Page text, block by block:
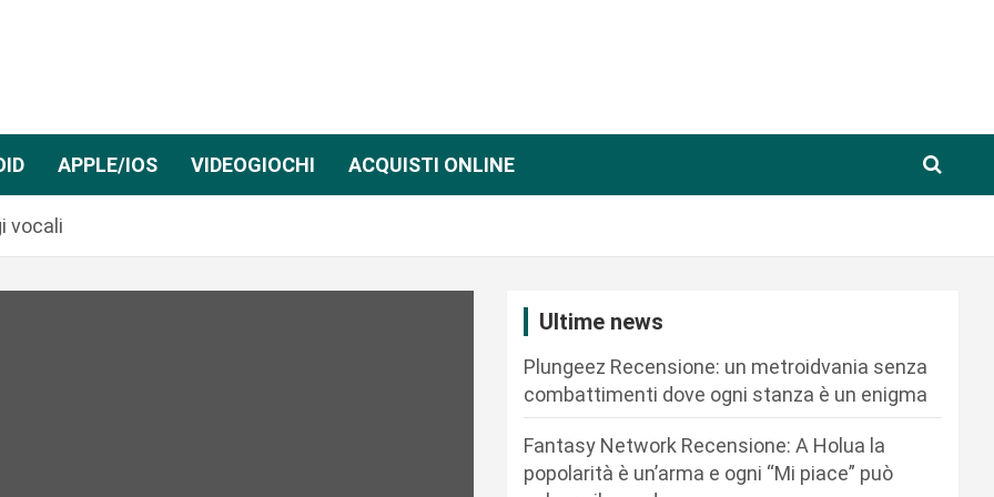
APPLE/IOS VIDEOGIOCHI ACQUISTI ONLINE
vocali
Ultime news
Plungeez Recensione: un metroidvania senza
combattimenti dove ogni stanza è un enigma
Fantasy Network Recensione: A Holua la
popolarità è un’arma e ogni “Mi piace” può